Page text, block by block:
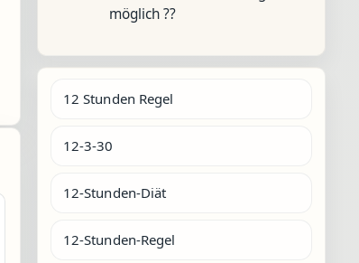
möglich ??
12 Stunden Regel
12-3-30
12-Stunden-Diät
12-Stunden-Regel